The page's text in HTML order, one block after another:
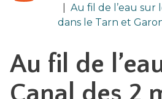
Au fil de l’eau sur
dans le Tarn et
Au fil de